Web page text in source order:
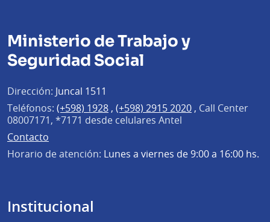
Ministerio de Trabajo y
Seguridad Social
Dirección: Juncal 1511
Teléfonos: (+598) 1928 , (+598) 2915 2020 , Call Center
08007171, *7171 desde celulares Antel
Contacto
Horario de atención: Lunes a viernes de 9:00 a 16:00 hs.
Institucional